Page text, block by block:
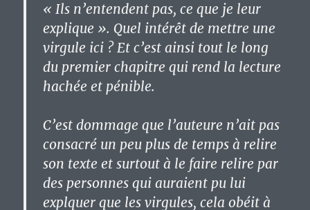
« Ils n’entendent pas, ce que je leur
explique ». Quel intérêt de mettre une
virgule ici ? Et c’est ainsi tout le long
du premier chapitre qui rend la lecture
hachée et pénible.
C’est dommage que l’auteure n’ait pas
consacré un peu plus de temps à relire
son texte et surtout à le faire relire par
des personnes qui auraient pu lui
explquer que les virgules, cela obéit à